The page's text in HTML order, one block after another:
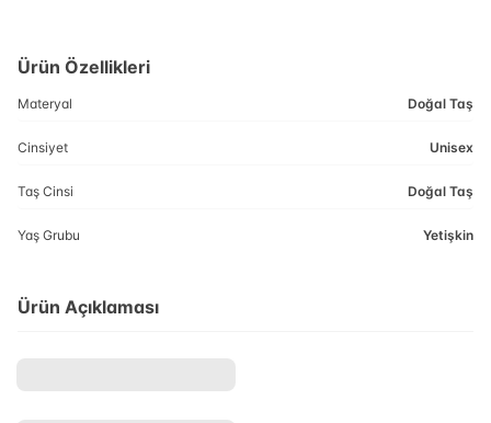
Ürün Özellikleri
Materyal Doğal Taş
Cinsiyet Unisex
Taş Cinsi Doğal Taş
Yaş Grubu Yetişkin
Ürün Açıklaması